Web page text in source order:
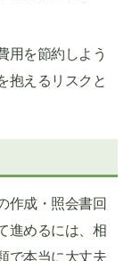
用を節約しよう
抱えるリスクと
作成・照会書回
進めるには、相
で本当に大丈夫